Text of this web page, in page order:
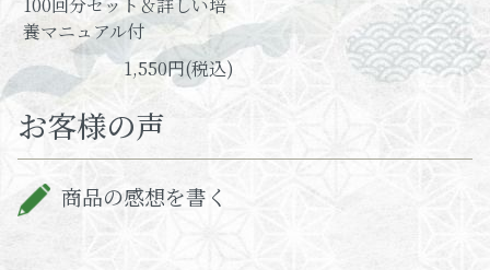
養マニュアル付
1,550円(税込)
お客様の声
商品の感想を書く